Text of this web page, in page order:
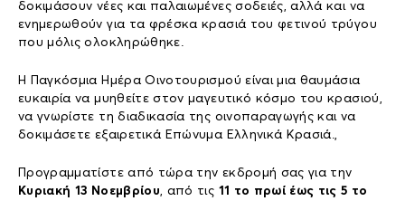
δοκιμάσουν νέες και παλαιωμένες σοδειές, αλλά και να
ενημερωθούν για τα φρέσκα κρασιά του φετινού τρύγου
που μόλις ολοκληρώθηκε.
Η Παγκόσμια Ημέρα Οινοτουρισμού είναι μια θαυμάσια
ευκαιρία να μυηθείτε στον μαγευτικό κόσμο του κρασιού,
να γνωρίστε τη διαδικασία της οινοπαραγωγής και να
δοκιμάσετε εξαιρετικά Επώνυμα Ελληνικά Κρασιά.,
Προγραμματίστε από τώρα την εκδρομή σας για την
Κυριακή 13 Νοεμβρίου , από τις 11 το πρωί έως τις 5 το